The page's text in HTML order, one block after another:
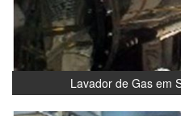
Lavador de Gas em